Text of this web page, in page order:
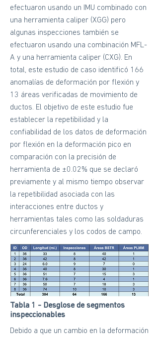
efectuaron usando un IMU combinado con
una herramienta caliper (XGG) pero
algunas inspecciones también se
efectuaron usando una combinación MFL-
A y una herramienta caliper (CXG). En
total, este estudio de caso identificó 166
anomalías de deformación por flexión y
13 áreas verificadas de movimiento de
ductos. El objetivo de este estudio fue
establecer la repetibilidad y la
confiabilidad de los datos de deformación
por flexión en la deformación pico en
comparación con la precisión de
herramienta de ±0.02% que se declaró
previamente y al mismo tiempo observar
la repetibilidad asociada con las
interacciones entre ductos y
herramientas tales como las soldaduras
circunferenciales y los codos de campo.
Tabla 1 - Desglose de segmentos
inspeccionables
Debido a que un cambio en la deformación